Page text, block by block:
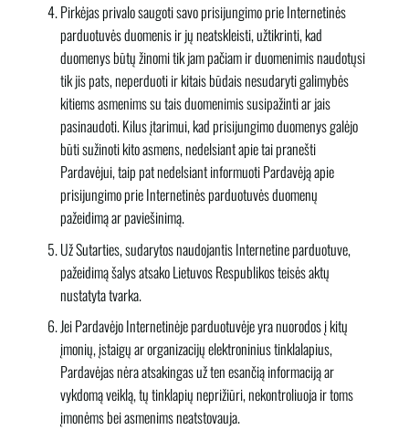
Pirkėjas privalo saugoti savo prisijungimo prie Internetinės
parduotuvės duomenis ir jų neatskleisti, užtikrinti, kad
duomenys būtų žinomi tik jam pačiam ir duomenimis naudotųsi
tik jis pats, neperduoti ir kitais būdais nesudaryti galimybės
kitiems asmenims su tais duomenimis susipažinti ar jais
pasinaudoti. Kilus įtarimui, kad prisijungimo duomenys galėjo
būti sužinoti kito asmens, nedelsiant apie tai pranešti
Pardavėjui, taip pat nedelsiant informuoti Pardavėją apie
prisijungimo prie Internetinės parduotuvės duomenų
pažeidimą ar paviešinimą.
Už Sutarties, sudarytos naudojantis Internetine parduotuve,
pažeidimą šalys atsako Lietuvos Respublikos teisės aktų
nustatyta tvarka.
Jei Pardavėjo Internetinėje parduotuvėje yra nuorodos į kitų
įmonių, įstaigų ar organizacijų elektroninius tinklalapius,
Pardavėjas nėra atsakingas už ten esančią informaciją ar
vykdomą veiklą, tų tinklapių neprižiūri, nekontroliuoja ir toms
įmonėms bei asmenims neatstovauja.